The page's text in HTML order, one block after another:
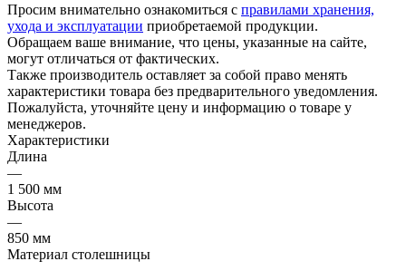
Просим внимательно ознакомиться с правилами хранения,
ухода и эксплуатации приобретаемой продукции.
Обращаем ваше внимание, что цены, указанные на сайте,
могут отличаться от фактических.
Также производитель оставляет за собой право менять
характеристики товара без предварительного уведомления.
Пожалуйста, уточняйте цену и информацию о товаре у
менеджеров.
Характеристики
Длина
—
1 500 мм
Высота
—
850 мм
Материал столешницы